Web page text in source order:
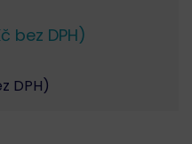
bez DPH)
DPH)